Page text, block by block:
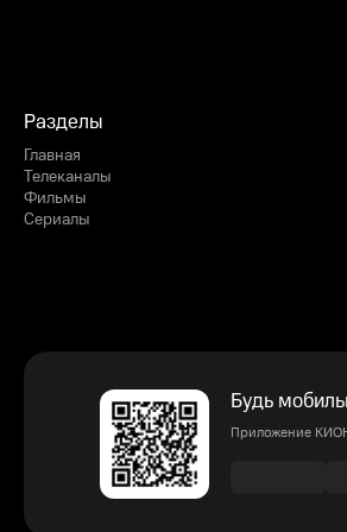
Разделы
Главная
Телеканалы
Фильмы
Сериалы
Будь
Приложение